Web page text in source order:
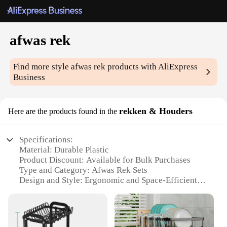
afwas rek
Find more styleafwas rek products with AliExpress
Business
Here are the products found in the rekken & Houders
Specifications:
Material: Durable Plastic
Product Discount: Available for Bulk Purchases
Type and Category: Afwas Rek Sets
Design and Style: Ergonomic and Space-Efficient
Kitchen Essentials
Typical Adaptive Scenario: Home Kitchen,
Commercial Kitchen